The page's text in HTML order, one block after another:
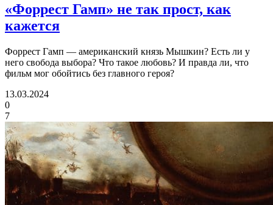
«Форрест Гамп» не так прост, как
кажется
Форрест Гамп — американский князь Мышкин? Есть ли у
него свобода выбора? Что такое любовь? И правда ли, что
фильм мог обойтись без главного героя?
13.03.2024
0
7